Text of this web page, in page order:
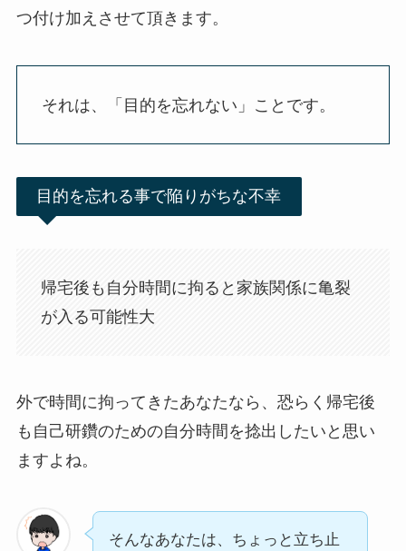
つ付け加えさせて頂きます。
それは、「目的を忘れない」ことです。
目的を忘れる事で陥りがちな不幸
帰宅後も自分時間に拘ると家族関係に亀裂
が入る可能性大
外で時間に拘ってきたあなたなら、恐らく帰宅後
も自己研鑽のための自分時間を捻出したいと思い
ますよね。
そんなあなたは、ちょっと立ち止